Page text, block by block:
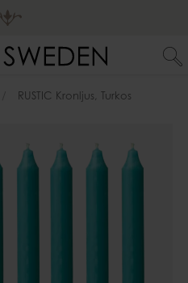
RUSTIC Kronljus, Turkos